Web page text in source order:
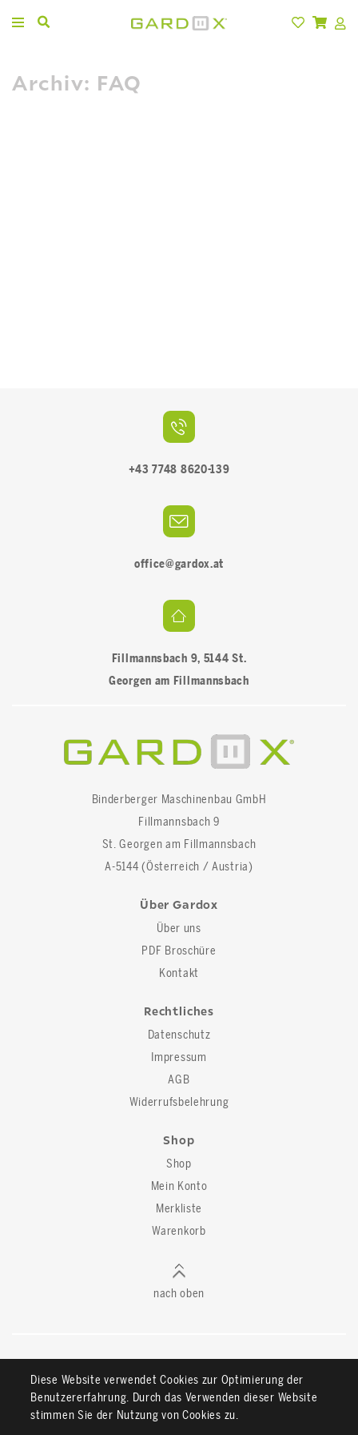
Archiv: FAQ
+43 7748 8620-139
office@gardox.at
Fillmannsbach 9, 5144 St.
Georgen am Fillmannsbach
Binderberger Maschinenbau GmbH
Fillmannsbach 9
St. Georgen am Fillmannsbach
A-5144 (Österreich / Austria)
Über Gardox
Über uns
PDF Broschüre
Kontakt
Rechtliches
Datenschutz
Impressum
AGB
Widerrufsbelehrung
Shop
Shop
Mein Konto
Merkliste
Warenkorb
nach oben
Diese Website verwendet Cookies zur Optimierung der
Benutzererfahrung. Durch das Verwenden dieser Website
stimmen Sie der Nutzung von Cookies zu.